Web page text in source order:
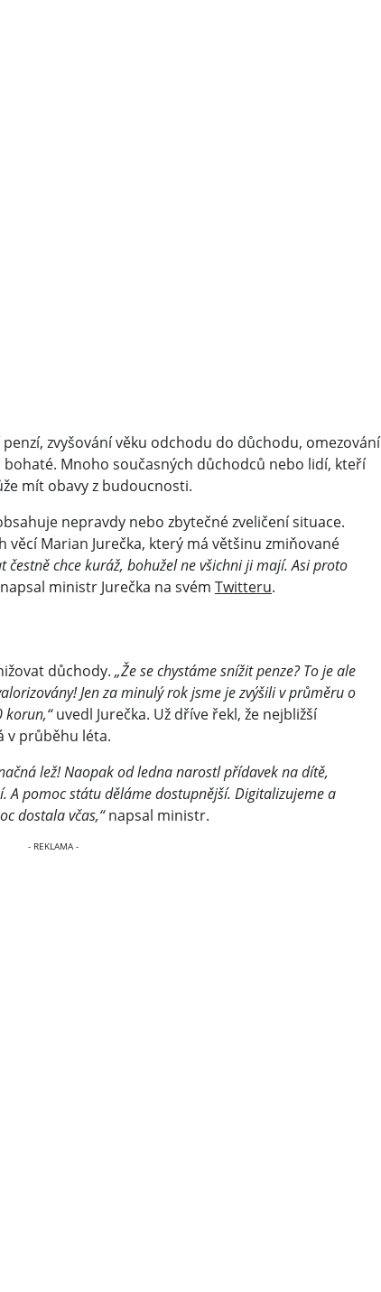
zvyšování věku odchodu do důchodu, omezování
Mnoho současných důchodců nebo lidí, kteří
mít obavy z budoucnosti.
nepravdy nebo zbytečné zveličení situace.
Marian Jurečka, který má většinu zmiňované
čestně chce kuráž, bohužel ne všichni ji mají. Asi proto
ministr Jurečka na svém Twitteru.
důchody. „Že se chystáme snížit penze? To je ale
Jen za minulý rok jsme je zvýšili v průměru o
korun,“uvedl Jurečka. Už dříve řekl, že nejbližší
v průběhu léta.
lež! Naopak od ledna narostl přídavek na dítě,
A pomoc státu děláme dostupnější. Digitalizujeme a
dostala včas,“napsal ministr.